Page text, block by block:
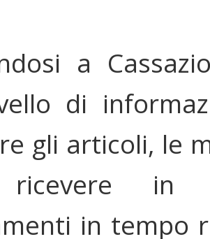
a
di
gli articoli, le
ricevere in
in tempo